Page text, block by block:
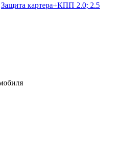
Защита картера+КПП 2.0; 2.5